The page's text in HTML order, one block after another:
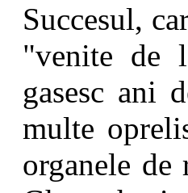
Succesul,
"venite de
gasesc ani
multe
organele